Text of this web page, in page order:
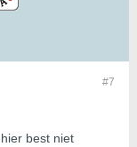
#7
best niet